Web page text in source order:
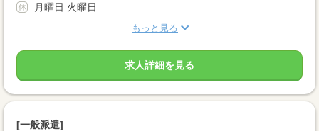
月曜日 火曜日
もっと見る
求人詳細を見る
[一般派遣]